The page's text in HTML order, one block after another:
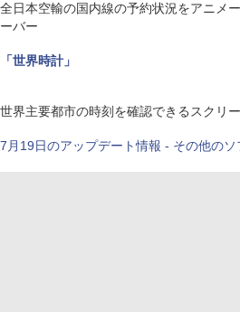
全日本空輸の国内線の予約状況をアニメ
ーバー
「世界時計」
世界主要都市の時刻を確認できるスクリ
7月19日のアップデート情報 - その他のソ